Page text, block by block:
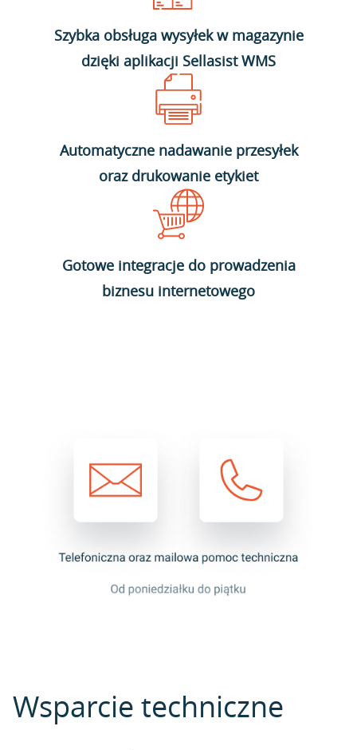
Szybka obsługa wysyłek w magazynie
dzięki aplikacji Sellasist WMS
Automatyczne nadawanie przesyłek
oraz drukowanie etykiet
Gotowe integracje do prowadzenia
biznesu internetowego
Wsparcie techniczne